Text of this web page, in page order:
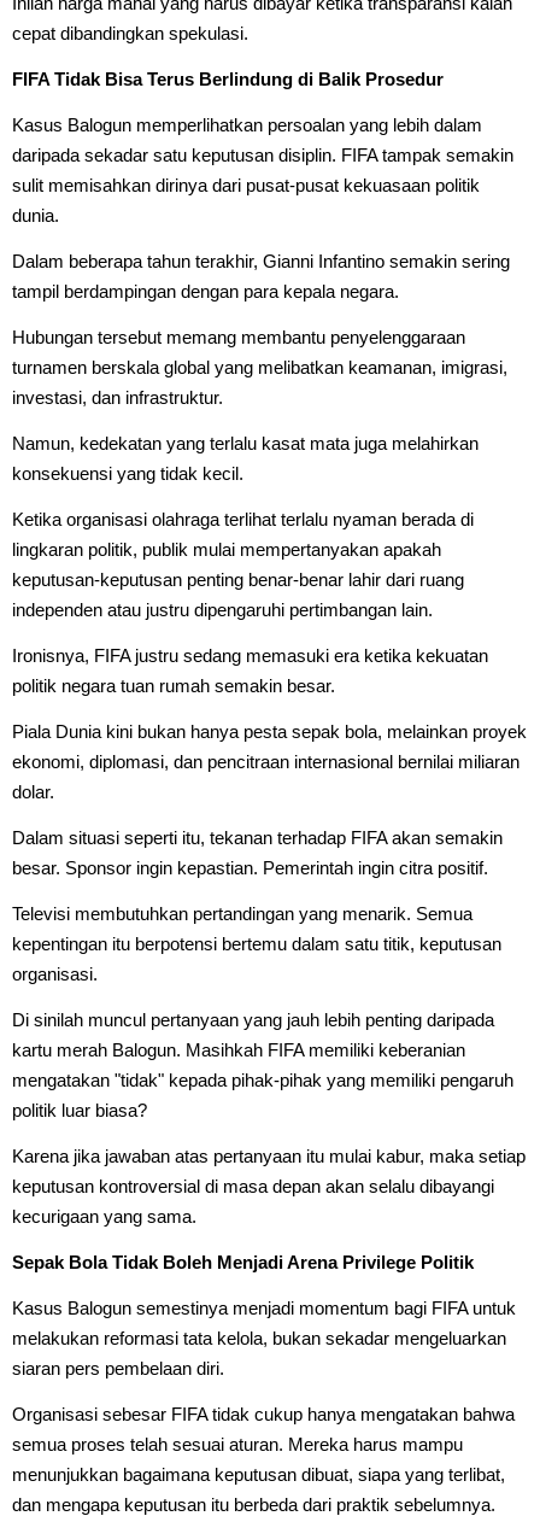
cepat dibandingkan spekulasi.
FIFA Tidak Bisa Terus Berlindung di Balik Prosedur
Kasus Balogun memperlihatkan persoalan yang lebih dalam
daripada sekadar satu keputusan disiplin. FIFA tampak semakin
sulit memisahkan dirinya dari pusat-pusat kekuasaan politik
dunia.
Dalam beberapa tahun terakhir, Gianni Infantino semakin sering
tampil berdampingan dengan para kepala negara.
Hubungan tersebut memang membantu penyelenggaraan
turnamen berskala global yang melibatkan keamanan, imigrasi,
investasi, dan infrastruktur.
Namun, kedekatan yang terlalu kasat mata juga melahirkan
konsekuensi yang tidak kecil.
Ketika organisasi olahraga terlihat terlalu nyaman berada di
lingkaran politik, publik mulai mempertanyakan apakah
keputusan-keputusan penting benar-benar lahir dari ruang
independen atau justru dipengaruhi pertimbangan lain.
Ironisnya, FIFA justru sedang memasuki era ketika kekuatan
politik negara tuan rumah semakin besar.
Piala Dunia kini bukan hanya pesta sepak bola, melainkan proyek
ekonomi, diplomasi, dan pencitraan internasional bernilai miliaran
dolar.
Dalam situasi seperti itu, tekanan terhadap FIFA akan semakin
besar. Sponsor ingin kepastian. Pemerintah ingin citra positif.
Televisi membutuhkan pertandingan yang menarik. Semua
kepentingan itu berpotensi bertemu dalam satu titik, keputusan
organisasi.
Di sinilah muncul pertanyaan yang jauh lebih penting daripada
kartu merah Balogun. Masihkah FIFA memiliki keberanian
mengatakan "tidak" kepada pihak-pihak yang memiliki pengaruh
politik luar biasa?
Karena jika jawaban atas pertanyaan itu mulai kabur, maka setiap
keputusan kontroversial di masa depan akan selalu dibayangi
kecurigaan yang sama.
Sepak Bola Tidak Boleh Menjadi Arena Privilege Politik
Kasus Balogun semestinya menjadi momentum bagi FIFA untuk
melakukan reformasi tata kelola, bukan sekadar mengeluarkan
siaran pers pembelaan diri.
Organisasi sebesar FIFA tidak cukup hanya mengatakan bahwa
semua proses telah sesuai aturan. Mereka harus mampu
menunjukkan bagaimana keputusan dibuat, siapa yang terlibat,
dan mengapa keputusan itu berbeda dari praktik sebelumnya.